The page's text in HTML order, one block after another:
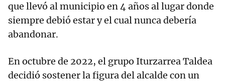
que llevó al municipio en 4 años al lugar donde
siempre debió estar y el cual nunca debería
abandonar.
En octubre de 2022, el grupo Iturzarrea Taldea
decidió sostener la figura del alcalde con un